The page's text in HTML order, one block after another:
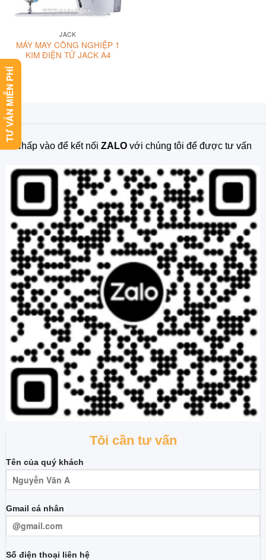
JACK
MÁY MAY CÔNG NGHIỆP 1
KIM ĐIỆN TỬ JACK A4
Nhấp vào để kết nối ZALO với chúng tôi để được tư vấn
Tôi cần tư vấn
Tên của quý khách
Gmail cá nhân
Số điện thoại liên hệ
TƯ VẤN MIỄN PHÍ